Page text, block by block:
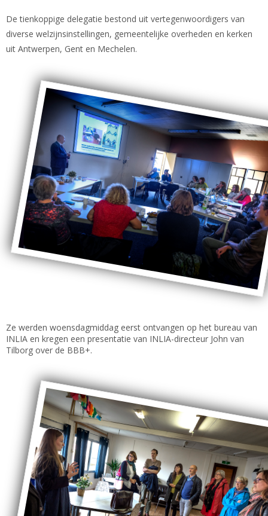
De tienkoppige delegatie bestond uit vertegenwoordigers van
diverse welzijnsinstellingen, gemeentelijke overheden en kerken
uit Antwerpen, Gent en Mechelen.
Ze werden woensdagmiddag eerst ontvangen op het bureau van
INLIA en kregen een presentatie van INLIA-directeur John van
Tilborg over de BBB+.